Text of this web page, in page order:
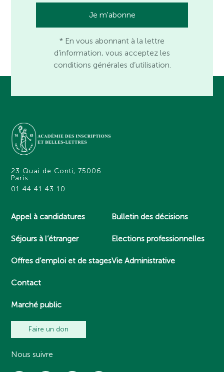
* En vous abonnant à la lettre
d’information, vous acceptez les
conditions générales d’utilisation.
23 Quai de Conti, 75006
Paris
01 44 41 43 10
Appel à candidatures
Séjours à l’étranger
Offres d’emploi et de stages
Contact
Marché public
Bulletin des décisions
Elections professionnelles
Vie Administrative
Faire un don
Nous suivre